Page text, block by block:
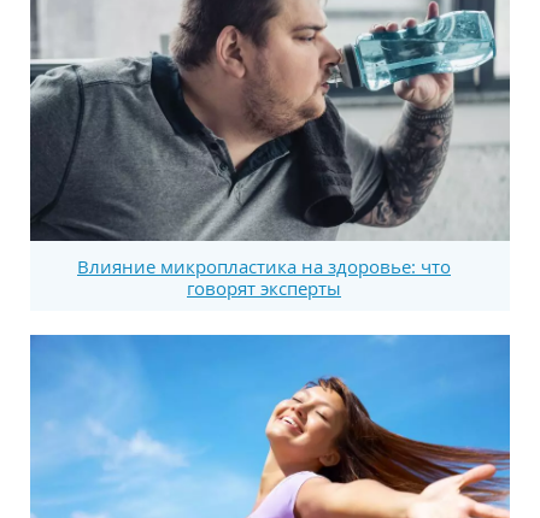
Влияние микропластика на здоровье: что
говорят эксперты